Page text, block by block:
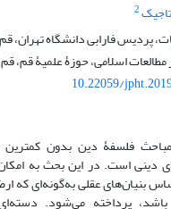
2
پردیس فارابی دانشگاه تهران،
10.22059/
فلسفۀ دین بدون
دینی است. در این بحث به
بنیان‌های عقلی به‌گونه‌ای که
پرداخته می‌شود.